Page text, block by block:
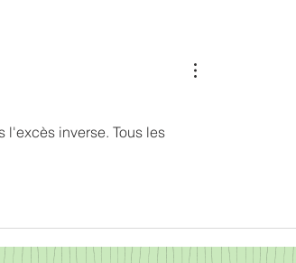
l'excès inverse. Tous les